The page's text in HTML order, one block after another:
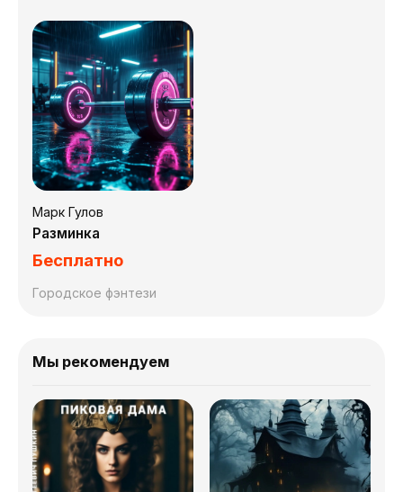
Марк Гулов
Разминка
Бесплатно
Городское фэнтези
Мы рекомендуем